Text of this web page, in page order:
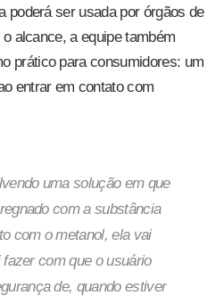
poderá ser usada por órgãos de
alcance, a equipe também
prático para consumidores: um
entrar em contato com
uma solução em que
com a substância
com o metanol, ela vai
com que o usuário
de, quando estiver